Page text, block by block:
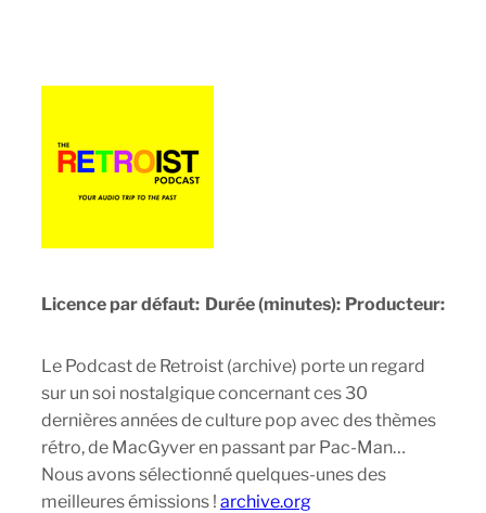
Licence par défaut: Durée (minutes): Producteur:
Le Podcast de Retroist (archive) porte un regard
sur un soi nostalgique concernant ces 30
dernières années de culture pop avec des thèmes
rétro, de MacGyver en passant par Pac-Man…
Nous avons sélectionné quelques-unes des
meilleures émissions ! archive.org